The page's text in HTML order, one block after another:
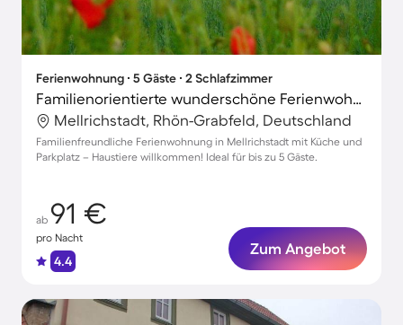
Ferienwohnung ∙ 5 Gäste ∙ 2 Schlafzimmer
Familienorientierte wunderschöne Ferienwohnung | Haustiere erlaubt
Mellrichstadt, Rhön-Grabfeld, Deutschland
Familienfreundliche Ferienwohnung in Mellrichstadt mit Küche und
Parkplatz – Haustiere willkommen! Ideal für bis zu 5 Gäste.
ab 91 €
pro Nacht
4.4
Zum Angebot